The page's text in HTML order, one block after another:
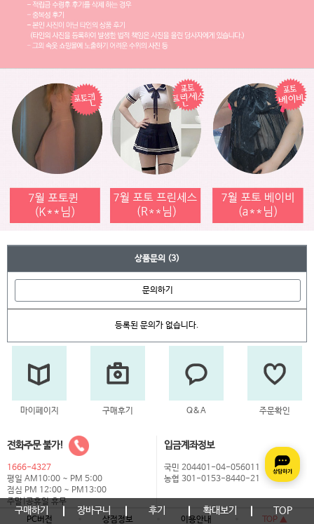
상품문의 (3)
문의하기
등록된 문의가 없습니다.
구매하기 장바구니 후기 확대보기 TOP
마이페이지 구매후기 Q&A 주문확인
전화주문 불가!
1666-4327
평일 AM10:00 ~ PM 5:00
점심 PM 12:00 ~ PM13:00
주말|공휴일 휴무
입금계좌정보
국민 204401-04-056011
농협 301-0153-8440-21
PC버전 상점정보 이용안내 TOP ▲